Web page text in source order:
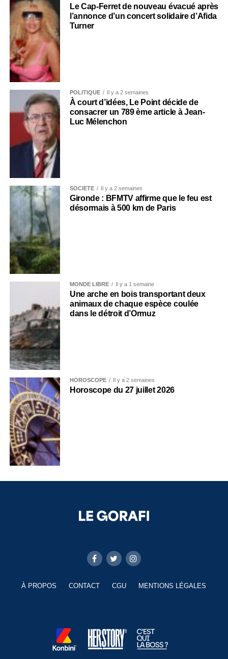
Le Cap-Ferret de nouveau évacué après
l’annonce d’un concert solidaire d’Afida
Turner
POLITIQUE Il y a 2 semaines
À court d’idées, Le Point décide de
consacrer un 789 ème article à Jean-
Luc Mélenchon
SOCIÉTÉ Il y a 2 semaines
Gironde : BFMTV affirme que le feu est
désormais à 500 km de Paris
MONDE LIBRE Il y a 1 semaine
Une arche en bois transportant deux
animaux de chaque espèce coulée
dans le détroit d’Ormuz
HOROSCOPE Il y a 2 semaines
Horoscope du 27 juillet 2026
À PROPOS CONTACT CGU MENTIONS LÉGALES